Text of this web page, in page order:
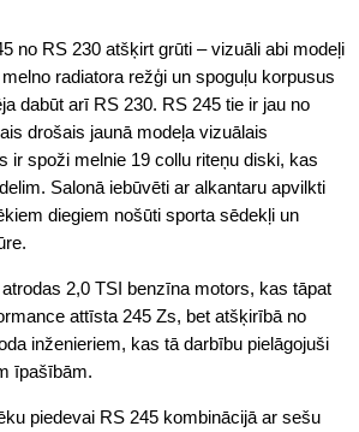
no RS 230 atšķirt grūti – vizuāli abi modeļi
radiatora režģi un spoguļu korpusus
dabūt arī RS 230. RS 245 tie ir jau no
drošais jaunā modeļa vizuālais
ir spoži melnie 19 collu riteņu diski, kas
Salonā iebūvēti ar alkantaru apvilkti
diegiem nošūti sporta sēdekļi un
2,0 TSI benzīna motors, kas tāpat
attīsta 245 Zs, bet atšķirībā no
inženieriem, kas tā darbību pielāgojuši
īpašībām.
piedevai RS 245 kombinācijā ar sešu